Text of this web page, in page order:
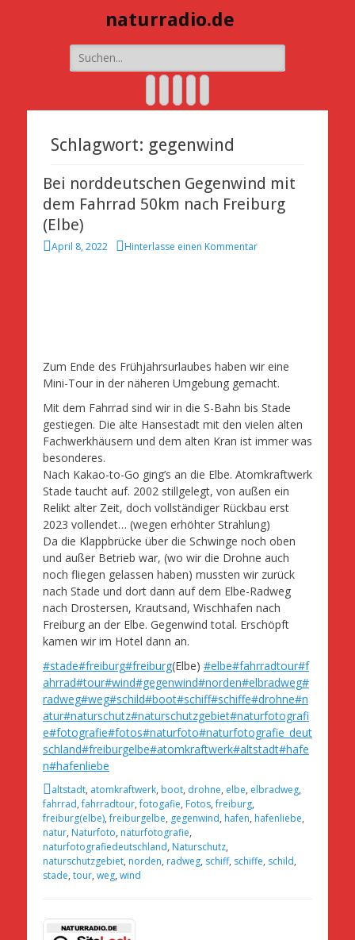
naturradio.de
Suche
nach:
Mail
Schlagwort: gegenwind
Bei norddeutschen Gegenwind mit
dem Fahrrad 50km nach Freiburg
(Elbe)
Veröffentlicht
April 8, 2022 Hinterlasse einen Kommentar
Zum Ende des Frühjahrsurlaubes haben wir eine
Mini-Tour in der näheren Umgebung gemacht.
Mit dem Fahrrad sind wir in die S-Bahn bis Stade
gestiegen. Die alte Hansestadt mit den vielen alten
Fachwerkhäusern und dem alten Kran ist immer was
besonderes.
Nach Kakao-to-Go ging’s an die Elbe. Atomkraftwerk
Stade taucht auf. 2002 stillgelegt, von außen ein
Relikt alter Zeit, doch vollständiger Rückbau erst
2023 vollendet… (wegen erhöhter Strahlung)
Da die Klappbrücke über die Schwinge noch oben
und außer Betrieb war, (wo wir die Drohne auch
noch fliegen gelassen haben) mussten wir zurück
nach Stade und dort dann auf dem Elbe-Radweg
nach Drostersen, Krautsand, Wischhafen nach
Freiburg an der Elbe. Gegenwind total. Erschöpft
kamen wir im Hotel dann an.
#stade#freiburg#freiburg(Elbe) #elbe#fahrradtour#f
ahrrad#tour#wind#gegenwind#norden#elbradweg#
radweg#weg#schild#boot#schiff#schiffe#drohne#n
atur#naturschutz#naturschutzgebiet#naturfotografi
e#fotografie#fotos#naturfoto#naturfotografie_deut
schland#freiburgelbe#atomkraftwerk#altstadt#hafe
n#hafenliebe
Schlagworte
altstadt, atomkraftwerk, boot, drohne, elbe, elbradweg,
fahrrad,fahrradtour,fotogafie, Fotos,freiburg,
freiburg(elbe),freiburgelbe, gegenwind, hafen, hafenliebe,
natur, Naturfoto, naturfotografie,
naturfotografiedeutschland, Naturschutz,
naturschutzgebiet, norden, radweg, schiff, schiffe, schild,
stade, tour, weg, wind